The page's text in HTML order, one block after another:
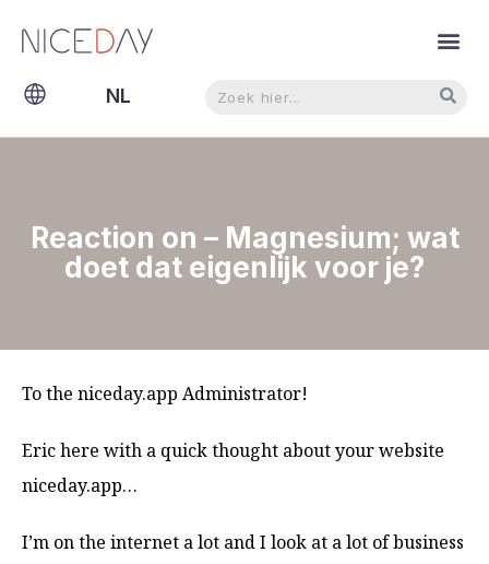
NL
EN
Reaction on – Magnesium; wat
doet dat eigenlijk voor je?
To the niceday.app Administrator!
Eric here with a quick thought about your website
niceday.app…
I’m on the internet a lot and I look at a lot of business